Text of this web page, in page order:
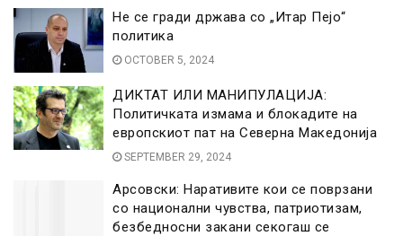
Не се гради држава со „Итар Пејо“
политика
OCTOBER 5, 2024
ДИКТАТ ИЛИ МАНИПУЛАЦИЈА:
Политичката измама и блокадите на
европскиот пат на Северна Македонија
SEPTEMBER 29, 2024
Арсовски: Наративите кои се поврзани
со национални чувства, патриотизам,
безбедносни закани секогаш се